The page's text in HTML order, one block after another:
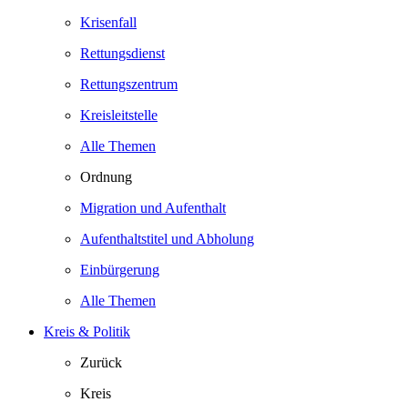
Krisenfall
Rettungsdienst
Rettungszentrum
Kreisleitstelle
Alle Themen
Ordnung
Migration und Aufenthalt
Aufenthaltstitel und Abholung
Einbürgerung
Alle Themen
Kreis & Politik
Zurück
Kreis